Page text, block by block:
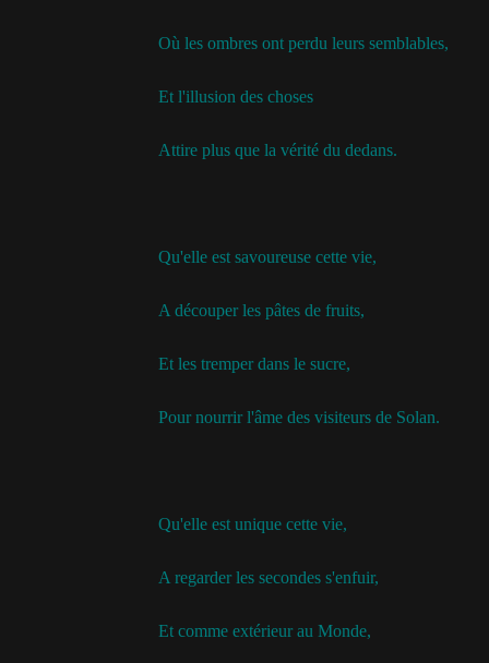
Où les ombres ont perdu leurs semblables,
Et l'illusion des choses
Attire plus que la vérité du dedans.
Qu'elle est savoureuse cette vie,
A découper les pâtes de fruits,
Et les tremper dans le sucre,
Pour nourrir l'âme des visiteurs de Solan.
Qu'elle est unique cette vie,
A regarder les secondes s'enfuir,
Et comme extérieur au Monde,